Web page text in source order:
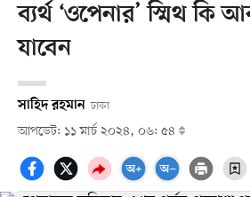
ব্যর্থ ‘ওপেনার’ স্মিথ কি
যাবেন
সাহিদ রহমান ঢাকা
আপডেট: ১১ মার্চ ২০২৪, ০৬: ৫৪